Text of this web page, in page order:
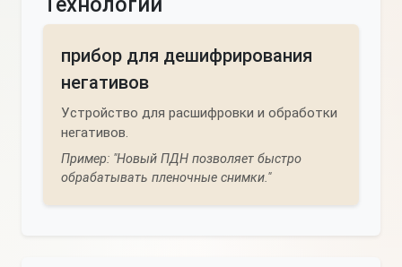
прибор для дешифрирования
негативов
Устройство для расшифровки и обработки
негативов.
Пример: "Новый ПДН позволяет быстро
обрабатывать пленочные снимки."